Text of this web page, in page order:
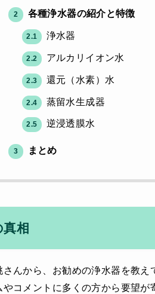
2 各種浄水器の紹介と特徴
2.1 浄水器
2.2 アルカリイオン水
2.3 還元（水素）水
2.4 蒸留水生成器
2.5 逆浸透膜水
3 まとめ
相
さんから、お勧めの浄水器を教
やコメントに多くの方から要望